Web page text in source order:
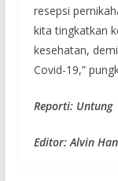
resepsi
kita tingkatkan
kesehatan,
Covid-19,”
Reporti: Untung
Editor: Alvin